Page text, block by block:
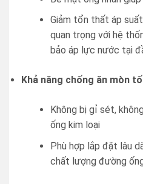
Giảm tổn thất áp
quan trọng với hệ
bảo áp lực nước tại
Khả năng chống ăn mòn
Không bị gỉ sét,
ống kim loại
Phù hợp lắp đặt lâu
chất lượng đường